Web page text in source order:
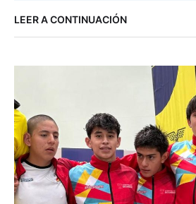
LEER A CONTINUACIÓN